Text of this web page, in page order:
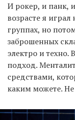
И рокер, и панк,
возрасте я
группах, но
заброшенных
электро и техно.
подход.
средствами,
каким можете.